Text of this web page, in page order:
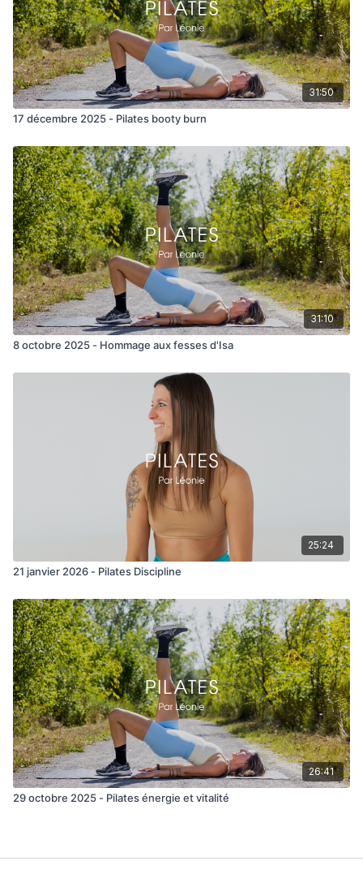
31:50
17 décembre 2025 - Pilates booty burn
31:10
8 octobre 2025 - Hommage aux fesses d'Isa
25:24
21 janvier 2026 - Pilates Discipline
26:41
29 octobre 2025 - Pilates énergie et vitalité